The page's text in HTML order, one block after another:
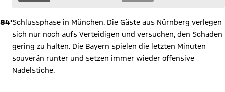
84'Schlussphase in München. Die Gäste aus Nürnberg verlegen
sich nur noch aufs Verteidigen und versuchen, den Schaden
gering zu halten. Die Bayern spielen die letzten Minuten
souverän runter und setzen immer wieder offensive
Nadelstiche.